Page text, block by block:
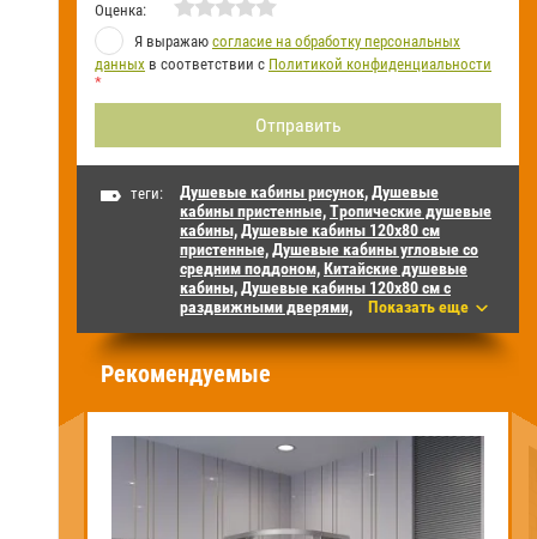
Оценка:
Я выражаю согласие на обработку персональных
данных в соответствии с Политикой конфиденциальности
*
теги: Душевые кабины рисунок,Душевые
кабины пристенные,Тропические душевые
кабины,Душевые кабины 120х80 см
пристенные,Душевые кабины угловые со
средним поддоном,Китайские душевые
кабины,Душевые кабины 120х80 см с
раздвижными дверями,
Показать еще
Рекомендуемые